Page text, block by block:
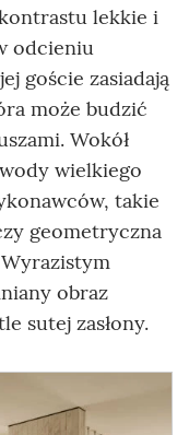
lekkie i
odcieniu
goście zasiadają
może budzić
Wokół
wielkiego
takie
geometryczna
obraz
sutej zasłony.